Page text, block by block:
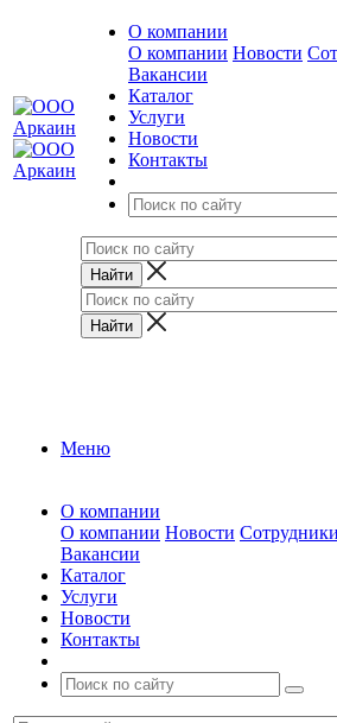
О компании
О компании Новости
Вакансии
Каталог
Услуги
Новости
Контакты
Меню
О компании
О компании Новости Сотрудники
Вакансии
Каталог
Услуги
Новости
Контакты